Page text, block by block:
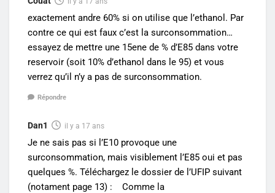
exactement andre 60% si on utilise que l’ethanol. Par
contre ce qui est faux c’est la surconsommation…
essayez de mettre une 15ene de % d’E85 dans votre
reservoir (soit 10% d’ethanol dans le 95) et vous
verrez qu’il n’y a pas de surconsommation.
Répondre
Dan1 il y a 17 ans
Je ne sais pas si l’E10 provoque une
surconsommation, mais visiblement l’E85 oui et pas
quelques %. Téléchargez le dossier de l’UFIP suivant
(notament page 13) : Comme la